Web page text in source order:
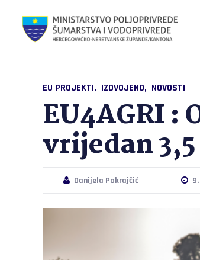
EU PROJEKTI IZDVOJENO NOVOSTI
EU4AGRI :
vrijedan
Danijela Pokrajčić